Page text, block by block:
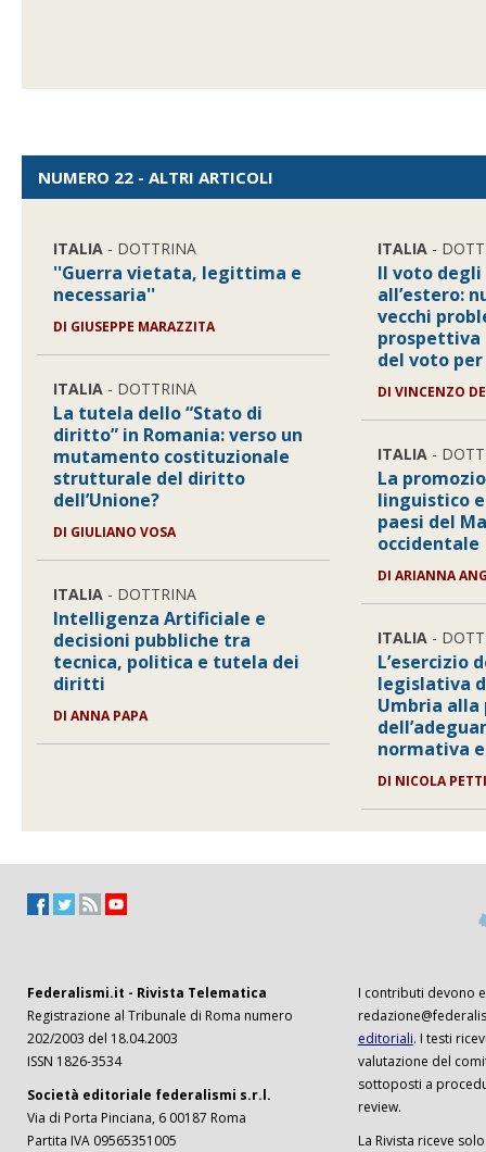
NUMERO 22 - ALTRI ARTICOLI
ITALIA - DOTTRINA
''Guerra vietata, legittima e
necessaria''
DI GIUSEPPE MARAZZITA
ITALIA - DOTTRINA
La tutela dello “Stato di
diritto” in Romania: verso un
mutamento costituzionale
strutturale del diritto
dell’Unione?
DI GIULIANO VOSA
ITALIA - DOTTRINA
Intelligenza Artificiale e
decisioni pubbliche tra
tecnica, politica e tutela dei
diritti
DIANNA PAPA
ITALIA -
Il voto
all’estero:
vecchi
prospettiva
del voto
DIVINCENZO
ITALIA -
La
linguistico
paesi del
occidentale
DIARIANNA
ITALIA -
L’esercizio
legislativa
Umbria alla
normativa
DI NICOLA
Federalismi.it - Rivista Telematica
Registrazione al Tribunale di Roma numero
202/2003 del 18.04.2003
ISSN 1826-3534
Società editoriale federalismi s.r.l.
Via di Porta Pinciana, 6 00187 Roma
Partita IVA 09565351005
I contributi devono
editoriali. I testi
valutazione del
sottoposti a
review.
La Rivista riceve